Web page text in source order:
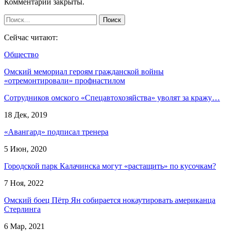
Сейчас читают:
Общество
Омский мемориал героям гражданской войны
«отремонтировали» профнастилом
Сотрудников омского «Спецавтохозяйства» уволят за кражу…
18 Дек, 2019
«Авангард» подписал тренера
5 Июн, 2020
Городской парк Калачинска могут «растащить» по кусочкам?
7 Ноя, 2022
Омский боец Пётр Ян собирается нокаутировать американца
Стерлинга
6 Мар, 2021